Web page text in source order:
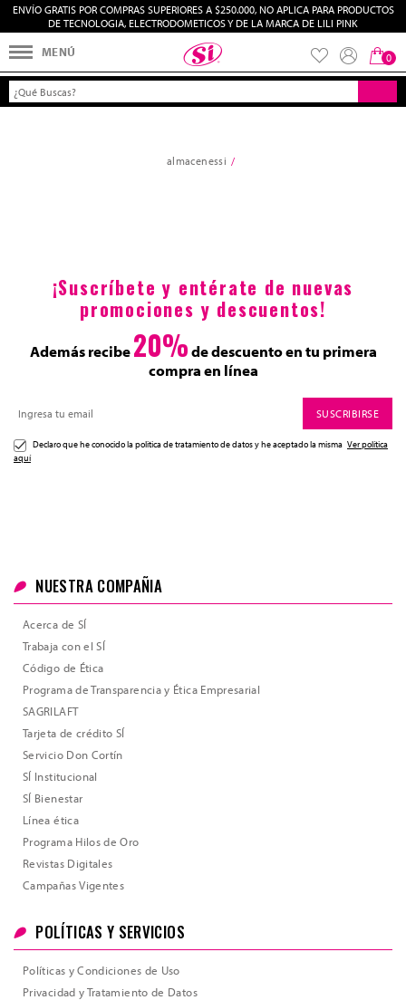
ENVÍO GRATIS POR COMPRAS SUPERIORES A $250.000, NO APLICA PARA PRODUCTOS
DE TECNOLOGIA, ELECTRODOMETICOS Y DE LA MARCA DE LILI PINK
0
almacenessi
Filtrar por Ordenar por
¡Suscríbete y entérate de nuevas
promociones y descuentos!
Además recibe20%de descuento en tu primera
compra en línea
SUSCRIBIRSE
Declaro que he conocido la politica de tratamiento de datos y he aceptado la misma Ver política
aquí
NUESTRA COMPAÑIA
Acerca de SÍ
Trabaja con el SÍ
Código de Ética
Programa de Transparencia y Ética Empresarial
SAGRILAFT
Tarjeta de crédito SÍ
Servicio Don Cortín
SÍ Institucional
SÍ Bienestar
Línea ética
Programa Hilos de Oro
Revistas Digitales
Campañas Vigentes
POLÍTICAS Y SERVICIOS
Políticas y Condiciones de Uso
Privacidad y Tratamiento de Datos